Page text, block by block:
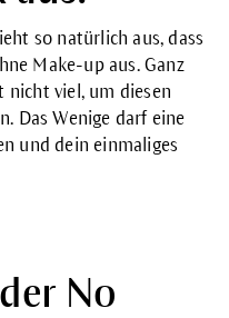
so natürlich aus, dass
Make-up aus. Ganz
nicht viel, um diesen
Das Wenige darf eine
und dein einmaliges
No